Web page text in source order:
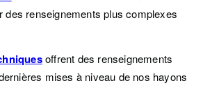
des renseignements plus complexes
offrent des renseignements
mises à niveau de nos hayons